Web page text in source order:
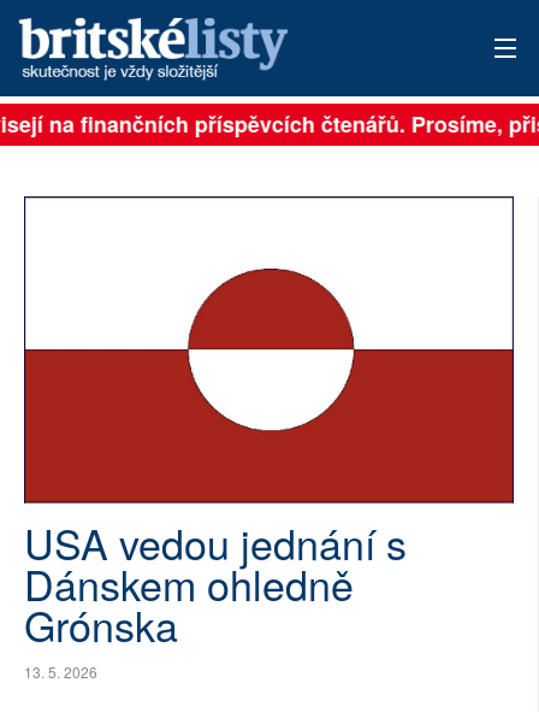
PŘIHLÁSIT
TÉMATA
NEJČTENĚJŠÍ ZA 7 DNÍ
SOCIÁLNÍ SÍTĚ
RUBRIKY
PLNÁ VERZE STRÁNEK
na finančních příspěvcích čtenářů. Prosíme,
USA vedou jednání s
Dánskem ohledně
Grónska
13. 5. 2026